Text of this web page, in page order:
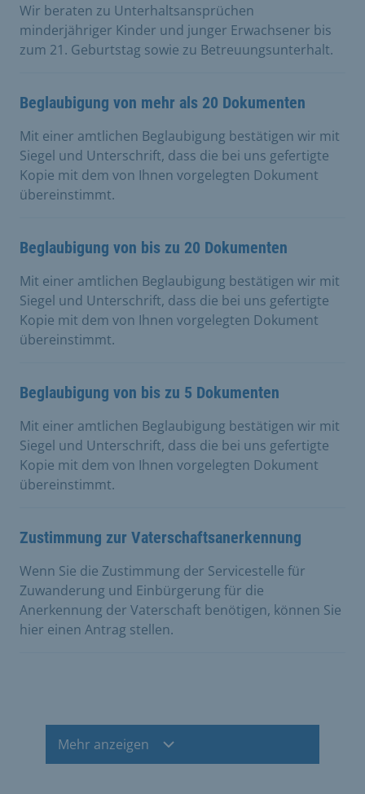
Wir beraten zu Unterhaltsansprüchen
minderjähriger Kinder und junger Erwachsener bis
zum 21. Geburtstag sowie zu Betreuungsunterhalt.
Beglaubigung von mehr als 20 Dokumenten
Mit einer amtlichen Beglaubigung bestätigen wir mit
Siegel und Unterschrift, dass die bei uns gefertigte
Kopie mit dem von Ihnen vorgelegten Dokument
übereinstimmt.
Beglaubigung von bis zu 20 Dokumenten
Mit einer amtlichen Beglaubigung bestätigen wir mit
Siegel und Unterschrift, dass die bei uns gefertigte
Kopie mit dem von Ihnen vorgelegten Dokument
übereinstimmt.
Beglaubigung von bis zu 5 Dokumenten
Mit einer amtlichen Beglaubigung bestätigen wir mit
Siegel und Unterschrift, dass die bei uns gefertigte
Kopie mit dem von Ihnen vorgelegten Dokument
übereinstimmt.
Zustimmung zur Vaterschaftsanerkennung
Wenn Sie die Zustimmung der Servicestelle für
Zuwanderung und Einbürgerung für die
Anerkennung der Vaterschaft benötigen, können Sie
hier einen Antrag stellen.
Mehr anzeigen